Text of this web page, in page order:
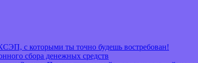
с которыми ты точно будешь востребован!
сбора денежных средств